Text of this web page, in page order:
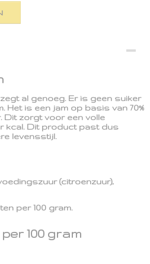
al genoeg. Er is geen suiker
Het is een jam op basis van 70%
Dit zorgt voor een volle
kcal. Dit product past dus
levensstijl.
(citroenzuur),
per 100 gram.
100 gram